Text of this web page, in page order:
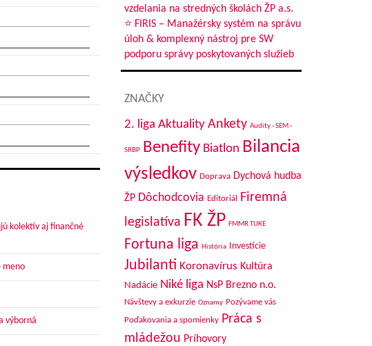
kolektív aj finančné
meno
výborná
vzdelania na stredných školách ŽP a.s.
⭐ FIRIS – Manažérsky systém na správu
úloh & komplexný nástroj pre SW
podporu správy poskytovaných služieb
ZNAČKY
2. liga Aktuality Ankety Audity - SEM -
SRBP Benefity Biatlon Bilancia
výsledkov Doprava Dychová hudba
ŽP Dôchodcovia Editoriál
Firemná
legislatíva FK ŽP FMMR TUKE
Fortuna liga História Investície
Jubilanti Koronavírus Kultúra
Nadácie Niké liga NsP Brezno n.o.
Návštevy a exkurzie Oznamy Pozývame vás
Poďakovania a spomienky Práca s
mládežou Príhovory